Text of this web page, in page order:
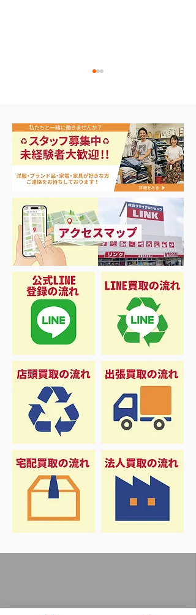
アップルウォッチ 第2世
代 A2723